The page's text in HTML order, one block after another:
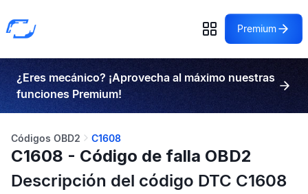
Premium
¿Eres mecánico? ¡Aprovecha al máximo nuestras
funciones Premium!
Códigos OBD2 C1608
C1608 - Código de falla OBD2
Descripción del código DTC C1608